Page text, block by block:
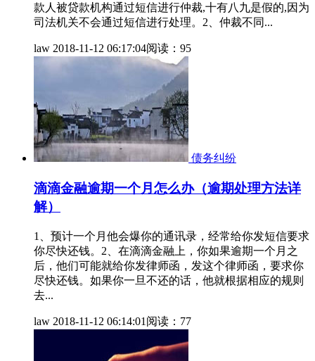
款人被贷款机构通过短信进行仲裁,十有八九是假的,因为
司法机关不会通过短信进行处理。2、仲裁不同...
law 2018-11-12 06:17:04阅读：95
债务纠纷
滴滴金融逾期一个月怎么办（逾期处理方法详
解）
1、预计一个月他会爆你的通讯录，经常给你发短信要求
你尽快还钱。2、在滴滴金融上，你如果逾期一个月之
后，他们可能就给你发律师函，发这个律师函，要求你
尽快还钱。如果你一旦不还的话，他就根据相应的规则
去...
law 2018-11-12 06:14:01 阅读：77